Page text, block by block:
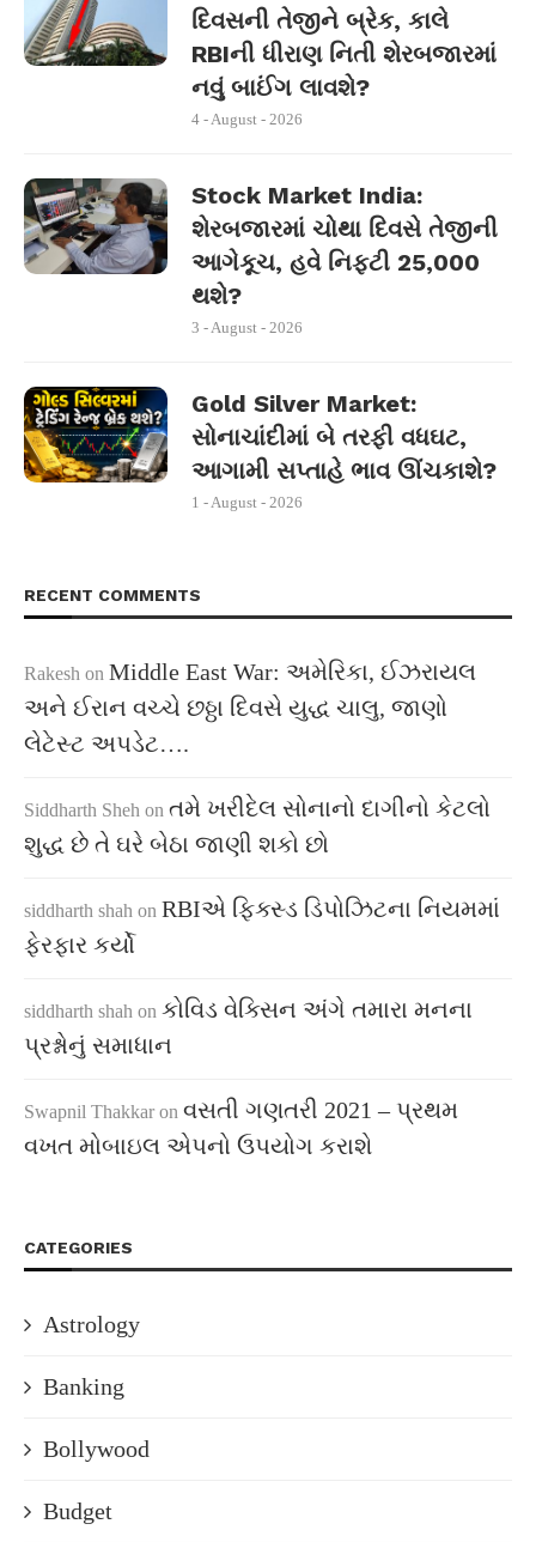
દિવસની તેજીને બ્રેક, કાલે
RBIની ધીરાણ નિતી શેરબજારમાં
નવું બાઈંગ લાવશે?
4 - August - 2026
Stock Market India:
શેરબજારમાં ચોથા દિવસે તેજીની
આગેકૂચ, હવે નિફ્ટી 25,000
થશે?
3 - August - 2026
Gold Silver Market:
સોનાચાંદીમાં બે તરફી વધઘટ,
આગામી સપ્તાહે ભાવ ઊંચકાશે?
1 - August - 2026
RECENT COMMENTS
Rakesh on Middle East War: અમેરિકા, ઈઝરાયલ
અને ઈરાન વચ્ચે છઠ્ઠા દિવસે યુદ્ધ ચાલુ, જાણો
લેટેસ્ટ અપડેટ….
Siddharth Sheh on તમે ખરીદેલ સોનાનો દાગીનો કેટલો
શુદ્ધ છે તે ઘરે બેઠા જાણી શકો છો
siddharth shah on RBIએ ફિક્સ્ડ ડિપોઝિટના નિયમમાં
ફેરફાર કર્યો
siddharth shah on કોવિડ વેક્સિન અંગે તમારા મનના
પ્રશ્નોનું સમાધાન
Swapnil Thakkar on વસતી ગણતરી 2021 – પ્રથમ
વખત મોબાઇલ એપનો ઉપયોગ કરાશે
CATEGORIES
Astrology
Banking
Bollywood
Budget